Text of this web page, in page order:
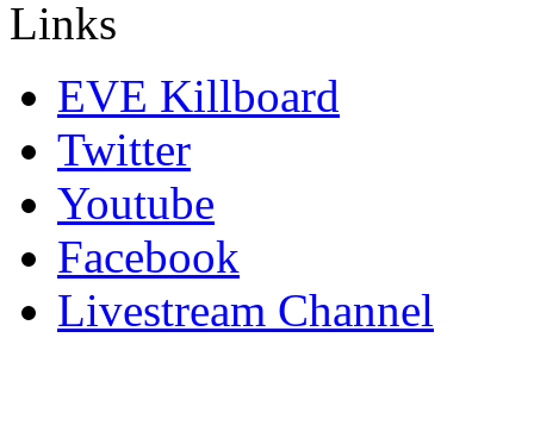
Links
EVE Killboard
Twitter
Youtube
Facebook
Livestream Channel